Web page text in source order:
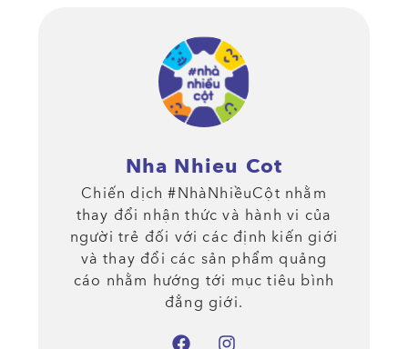
Nha Nhieu Cot
Chiến dịch #NhàNhiềuCột nhằm
thay đổi nhận thức và hành vi của
người trẻ đối với các định kiến giới
và thay đổi các sản phẩm quảng
cáo nhằm hướng tới mục tiêu bình
đẳng giới.